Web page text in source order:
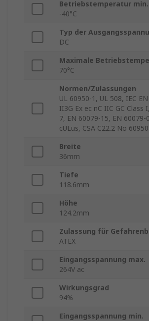
Betriebstemperatur min.
-40°C
Typ der
DC
Maximale
70°C
Normen/Zulassungen
UL 60950-1, UL 508, IEC
II3G Ex ec nC IIC GC Class
7, EN 60079-15, EN 60079-
cULus, CSA C22.2 No
Breite
36mm
Tiefe
118.6mm
Höhe
124.2mm
Zulassung für
ATEX
Eingangsspannung max.
264V ac
Wirkungsgrad
94%
Eingangsspannung min.